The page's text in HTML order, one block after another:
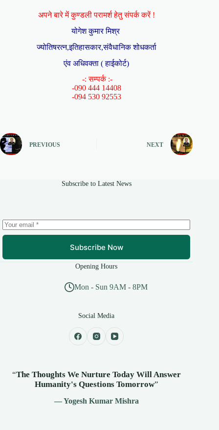
अपने बारे में कुण्डली परामर्श हेतु संपर्क करें !
योगेश कुमार मिश्र
ज्योतिषरत्न,इतिहासकार,संवैधानिक शोधकर्ता
एंव अधिवक्ता ( हाईकोर्ट)
-: सम्पर्क :-
-090 444 14408
-094 530 92553
PREVIOUS NEXT
Subscribe to Latest News
Subscribe Now
Opening Hours
Mon - Sun 9AM - 8PM
Social Media
“The Thoughts We Nurture Today Will Answer
Humanity's Questions Tomorrow”
— Yogesh Kumar Mishra